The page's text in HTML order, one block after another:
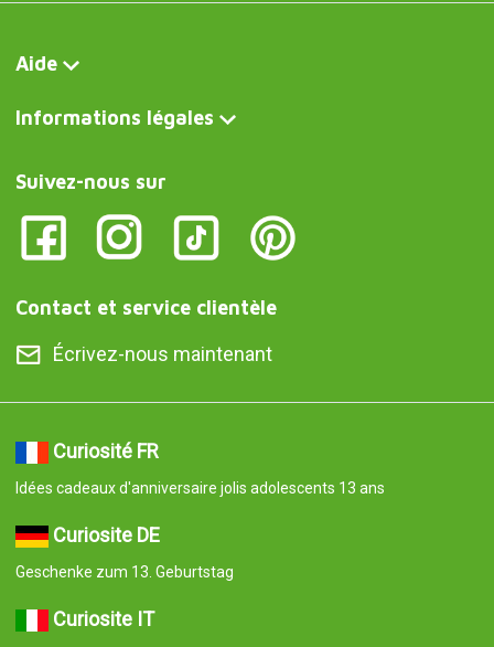
Aide
Informations légales
Suivez-nous sur
Contact et service clientèle
Écrivez-nous maintenant
Curiosité FR
Idées cadeaux d'anniversaire jolis adolescents 13 ans
Curiosite DE
Geschenke zum 13. Geburtstag
Curiosite IT